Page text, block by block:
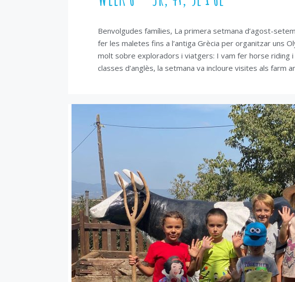
Benvolgudes famílies, La primera setmana d’agost-
fer les maletes fins a l’antiga Grècia per organitzar uns
molt sobre exploradors i viatgers: I vam fer horse riding
classes d’anglès, la setmana va incloure visites als farm